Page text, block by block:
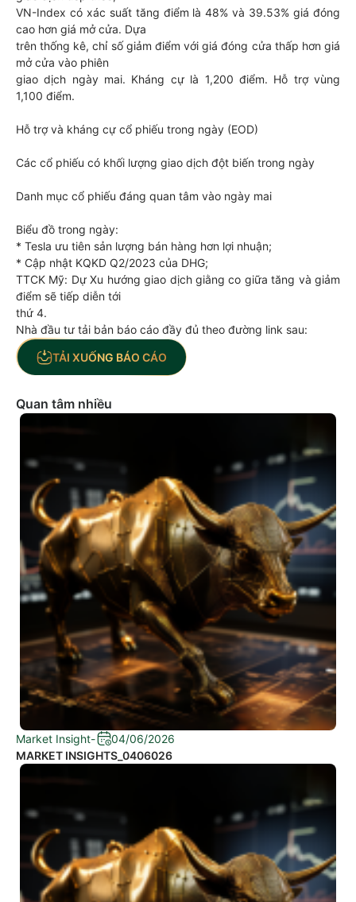
VN-Index có xác suất tăng điểm là 48% và 39.53% giá đóng
cao hơn giá mở cửa. Dựa
trên thống kê, chỉ số giảm điểm với giá đóng cửa thấp hơn giá
mở cửa vào phiên
giao dịch ngày mai. Kháng cự là 1,200 điểm. Hỗ trợ vùng
1,100 điểm.
Hỗ trợ và kháng cự cổ phiếu trong ngày (EOD)
Các cổ phiếu có khối lượng giao dịch đột biến trong ngày
Danh mục cổ phiếu đáng quan tâm vào ngày mai
Biểu đồ trong ngày:
* Tesla ưu tiên sản lượng bán hàng hơn lợi nhuận;
* Cập nhật KQKD Q2/2023 của DHG;
TTCK Mỹ: Dự Xu hướng giao dịch giằng co giữa tăng và giảm
điểm sẽ tiếp diễn tới
thứ 4.
Nhà đầu tư tải bản báo cáo đầy đủ theo đường link sau:
TẢI XUỐNG BÁO CÁO
Quan tâm nhiều
Market Insight-
04/06/2026
MARKET INSIGHTS_0406026